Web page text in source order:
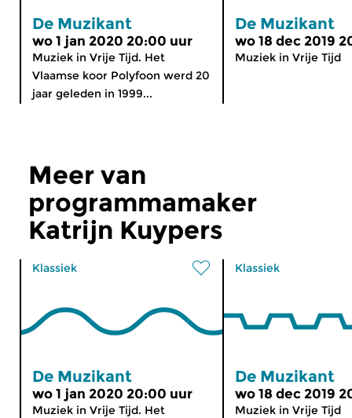
De Muzikant
wo 1 jan 2020 20:00 uur
Muziek in Vrije Tijd. Het
Vlaamse koor Polyfoon werd 20
jaar geleden in 1999...
De Muzikant
wo 18 dec 2019
Muziek in Vrije Tijd
Meer van
programmamaker
Katrijn Kuypers
Klassiek
De Muzikant
wo 1 jan 2020 20:00 uur
Muziek in Vrije Tijd. Het
Klassiek
De Muzikant
wo 18 dec 2019
Muziek in Vrije Tijd